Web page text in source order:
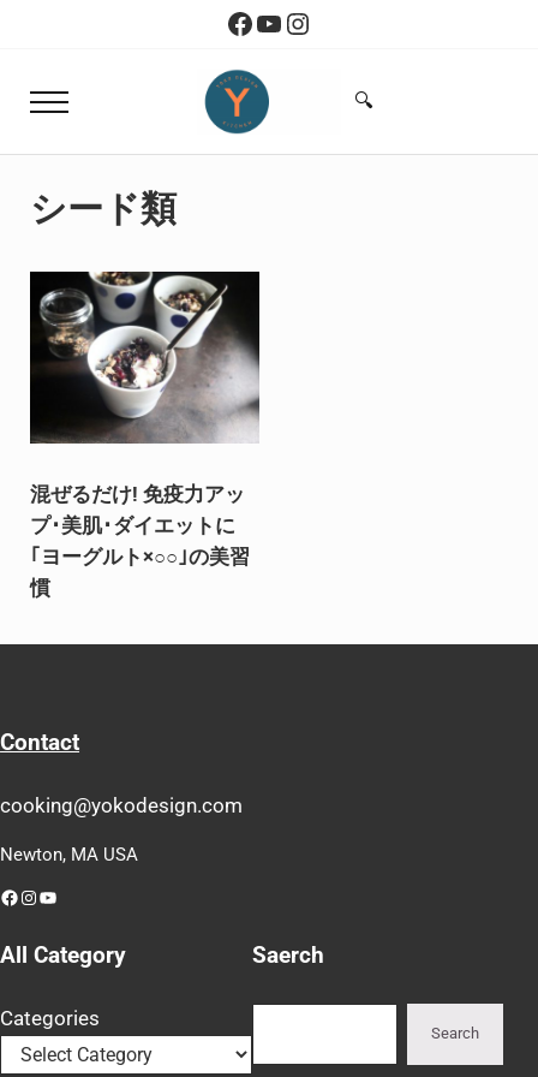
Skip to header right navigationFacebook
YouTube
Instagram
Menu
Yoko Design Kitchen
Search...
🔍
シード類
混ぜるだけ! 免疫力アッ
プ･美肌･ダイエットに
｢ヨーグルト×○○｣の美習
慣
Contact
cooking@yokodesign.com
Newton, MA USA
Facebook
Instagram
YouTube
All Category
Categories
Saerch
Search